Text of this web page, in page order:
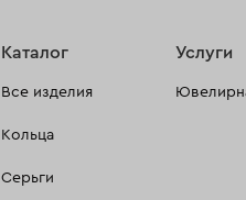
Каталог
Все изделия
Кольца
Серьги
Услуги